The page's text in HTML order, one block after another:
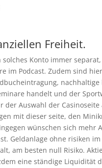
Freiheit.
Konto immer
im Podcast. Zudem sind
handelt und der
der Auswahl der
mit dieser seite, den
wünschen sich
Geldanlage ohne risiken
am besten null Risiko.
eine ständige Liquidität